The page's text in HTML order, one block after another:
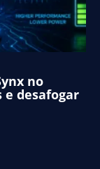
no
e desafogar